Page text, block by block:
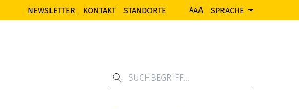
NEWSLETTER KONTAKT STANDORTE AAA SPRACHE